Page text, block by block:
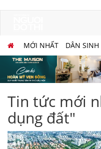
MỚI NHẤT DÂN SINH
Tin tức mới
dụng đất"